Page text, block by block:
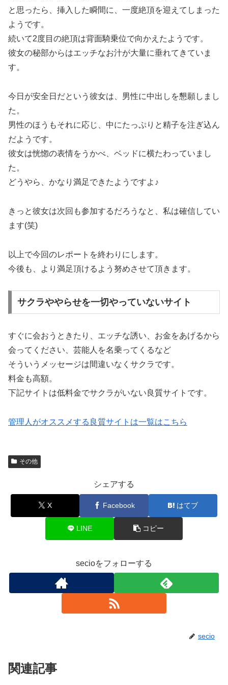
と思ったら、挿入した瞬間に、一度絶頂を迎えてしまった
ようです。
続いて2度目の絶頂は背面騎乗位で向かえたようです。
彼女の秘部からはエッチなお汁が大量に垂れてきていま
す。
今日が安全日だという彼女は、男性に中出しを懇願しまし
た。
男性のほうもそれに応じ、中にたっぷりと精子を注ぎ込ん
だようです。
彼女は恍惚の表情をうかべ、ベッドに横たわっていまし
た。
どうやら、かなり満足できたようですよ♪
きっと彼女は次回も参加するだろうなと、私は確信してい
ます(笑)
以上で今回のレポートを終わりにします。
今後も、より満足頂けるよう努めさせて頂きます。
サクラややらせを一切やっていないサイト
すぐに会おうときたり、エッチな誘い、お金をあげるから
会ってください、芸能人を名乗ってくるなど
そういうメッセージは間違いなくサクラです。
料金も高額。
下記サイトは低料金でサクラがいない良質サイトです。
管理人がオススメする良質サイトは一覧はこちら
その他
シェアする
X Facebook はてブ
LINE コピー
secioをフォローする
secio
関連記事